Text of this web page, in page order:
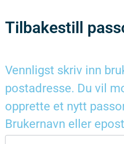
Tilbakestill
Vennligst skriv inn
postadresse. Du vil
opprette et nytt
Brukernavn eller